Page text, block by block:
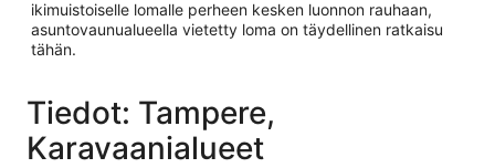
ikimuistoiselle lomalle perheen kesken luonnon rauhaan,
asuntovaunualueella vietetty loma on täydellinen ratkaisu
tähän.
Tiedot: Tampere,
Karavaanialueet